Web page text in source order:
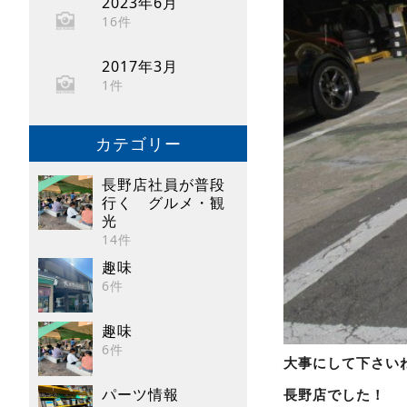
16件
2017年3月
1件
カテゴリー
長野店社員が普段
行く グルメ・観
光
14件
趣味
6件
趣味
6件
パーツ情報
大事にして下さい
長野店でした！